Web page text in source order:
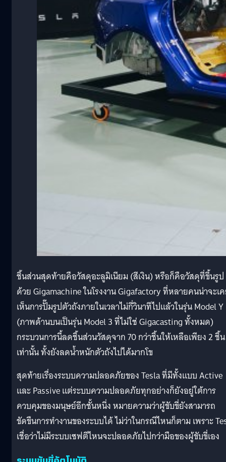
ชิ้นส่วนสุดท้ายคือวัสดุอะลูมิเนียม (สีเงิน) หรือก็คือวัสดุที่ขึ้นรูป
ด้วย Gigamachine ในโรงงาน Gigafactory ที่หลายคนน่าจะเ
เห็นการปั๊มรูปตัวถังภายในเวลาไม่กี่วินาทีไปแล้วในรุ่น Model Y
(ภาพด้านบนเป็นรุ่น Model 3 ที่ไม่ใช่ Gigacasting ทั้งหมด)
กระบวนการนี้ลดชิ้นส่วนวัสดุจาก 70 กว่าชิ้นให้เหลือเพียง 2 ชิ้น
เท่านั้น ทั้งยังลดน้ำหนักตัวถังไปได้มากโข
สุดท้ายเรื่องระบบความปลอดภัยของ Tesla ที่มีทั้งแบบ Active
และ Passive แต่ระบบความปลอดภัยทุกอย่างก็ยังอยู่ใต้การ
ควบคุมของมนุษย์อีกชั้นหนึ่ง หมายความว่าผู้ขับขี่ยังสามารถ
ขัดขืนการทำงานของระบบได้ ไม่ว่าในกรณีไหนก็ตาม เพราะ
เชื่อว่าไม่มีระบบเซฟตีไหนจะปลอดภัยไปกว่ามือของผู้ขับขี่เอง